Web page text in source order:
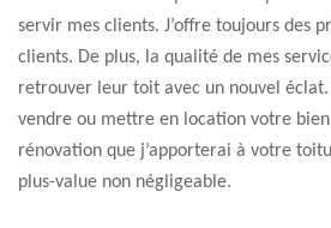
servir mes clients. J’offre toujours des
clients. De plus, la qualité de mes
retrouver leur toit avec un nouvel éclat.
vendre ou mettre en location votre
rénovation que j’apporterai à votre
plus-value non négligeable.